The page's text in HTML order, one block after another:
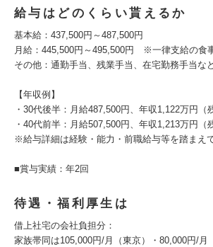
給与はどのくらい貰えるか
基本給：437,500円～487,500円
月給：445,500円～495,500円 ※一律支給の食
その他：通勤手当、残業手当、在宅勤務手当な
【年収例】
・30代後半：月給487,500円、年収1,122万円（
・40代前半：月給507,500円、年収1,213万円（
※給与詳細は経験・能力・前職給与等を踏まえ
■賞与実績：年2回
待遇・福利厚生は
借上社宅の会社負担分：
家族帯同は105,000円/月（東京）・80,000円/